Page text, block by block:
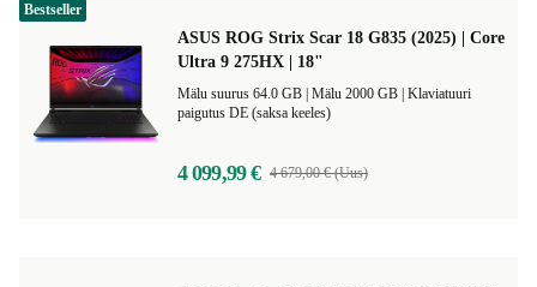
ASUS ROG Strix Scar 18 G835 (2025) | Core
Ultra 9 275HX | 18"
Klaviatuuri
paigutus DE (saksa keeles)
4 099,99 € 4 679,00 € (Uus)
Bestseller